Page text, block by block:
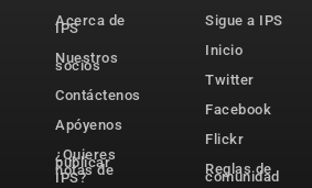
Acerca de
IPS
Nuestros
socios
Contáctenos
Apóyenos
¿Quieres
publicar
notas de
IPS?
Sigue a IPS
Inicio
Twitter
Facebook
Flickr
Reglas de
comunidad